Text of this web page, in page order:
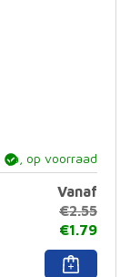
ja, op voorraad
Vanaf
€2.55
€1.79
Dit